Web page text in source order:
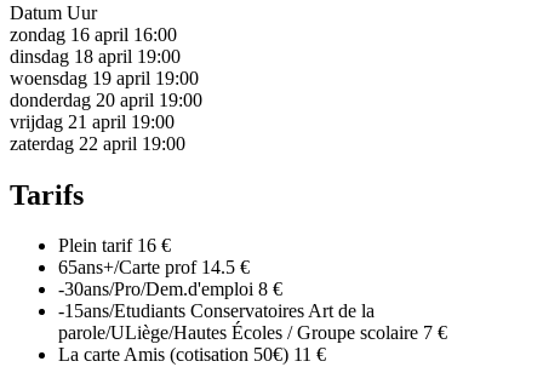
Datum Uur
zondag 16 april 16:00
dinsdag 18 april 19:00
woensdag 19 april 19:00
donderdag 20 april 19:00
vrijdag 21 april 19:00
zaterdag 22 april 19:00
Tarifs
Plein tarif 16 €
65ans+/Carte prof 14.5 €
-30ans/Pro/Dem.d'emploi 8 €
-15ans/Etudiants Conservatoires Art de la
parole/ULiège/Hautes Écoles / Groupe scolaire 7 €
La carte Amis (cotisation 50€) 11 €